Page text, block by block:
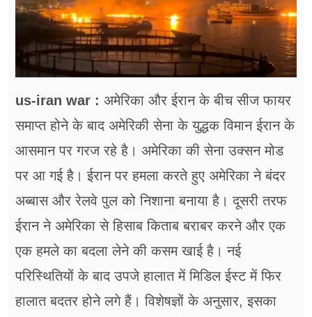
ब्‍यूटी
जॉब्स
शिक्षा
अन्य खबरें
us-iran war : अमेरिका और ईरान के बीच सीज फायर
समाप्त होने के बाद अमेरिकी सेना के युद्धक विमान ईरान के
आसमान पर गरज रहे है। अमेरिका की सेना उक्सन मोड
पर आ गई है। ईरान पर हमला करते हुए अमेरिका ने बंदर
अब्बास और रेलवे पुल को निशाना बनाया है। दूसरी तरफ
ईरान ने अमेरिका से हिसाब किताब बराबर करने और एक
एक हमले का बदला लेने की कसम खाई है। नई
परिस्थितियों के बाद उपजे हालात में मिडिल ईस्ट में फिर
हालात बदतर होने लगे हैं। विशेषज्ञों के अनुसार, इसका